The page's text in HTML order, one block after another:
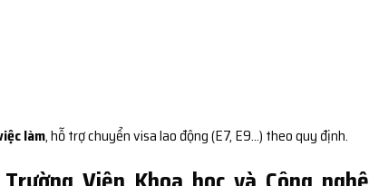
làm, hỗ trợ chuyển visa lao động (E7, E9…) theo quy định.